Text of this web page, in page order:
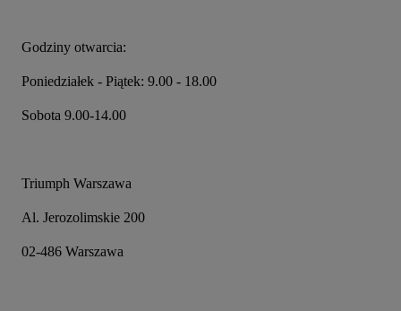
Godziny otwarcia:
Poniedziałek - Piątek: 9.00 - 18.00
Sobota 9.00-14.00
Triumph Warszawa
Al. Jerozolimskie 200
02-486 Warszawa